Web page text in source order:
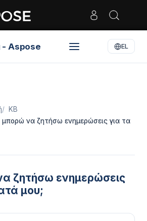
- Aspose EL
KB
να ζητήσω ενημερώσεις για τα
ζητήσω ενημερώσεις
μου;